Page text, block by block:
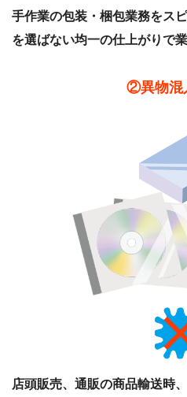
手作業の包装・梱包業務をス
を選ばない均一の仕上がりで
②異物混
店頭販売、通販の商品輸送時